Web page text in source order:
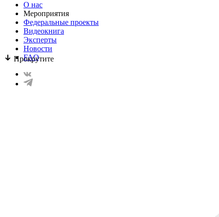
Прокрутите
О нас
Mероприятия
Федеральные проекты
Видеокнига
Эксперты
Новости
FAQ